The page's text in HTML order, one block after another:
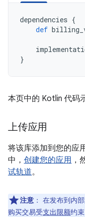
dependencies {
def
}
本页中的 Kotlin 代码
上传应用
将该库添加到您的应
中， 创建您的应用 ，
试轨道。
注意 ： 在发布到内
购买交易受支出限额约束